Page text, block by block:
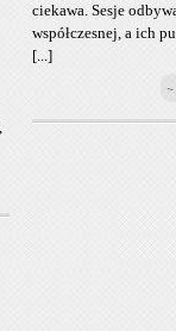
ciekawa. Sesje
współczesnej, a ich
[...]